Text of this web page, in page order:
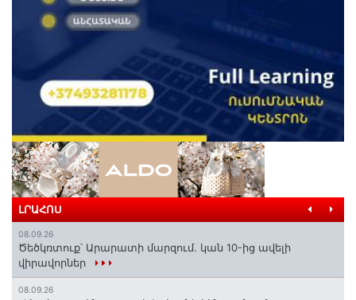
ԼՐԱՀՈՍ
08.09.26
Ծեծկռտուք՝ Արարատի մարզում. կան 10-ից ավելի
վիրավորներ
08.09.26